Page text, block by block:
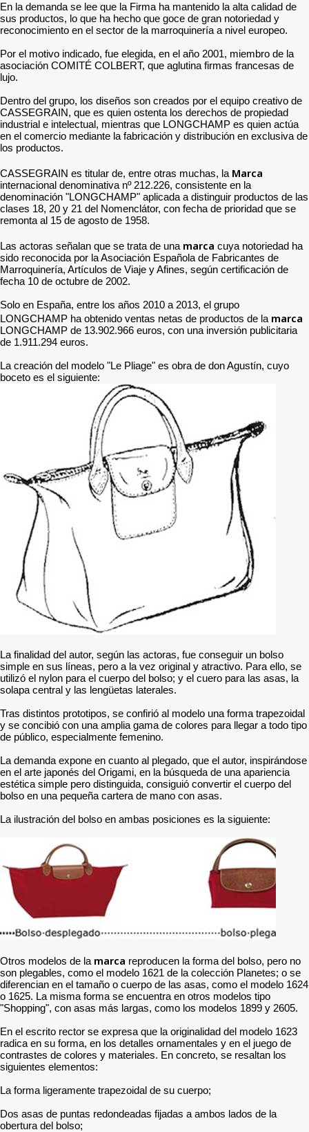
En la demanda se lee que la Firma ha mantenido la alta calidad de
sus productos, lo que ha hecho que goce de gran notoriedad y
reconocimiento en el sector de la marroquinería a nivel europeo.
Por el motivo indicado, fue elegida, en el año 2001, miembro de la
asociación COMITÉ COLBERT, que aglutina firmas francesas de
lujo.
Dentro del grupo, los diseños son creados por el equipo creativo de
CASSEGRAIN, que es quien ostenta los derechos de propiedad
industrial e intelectual, mientras que LONGCHAMP es quien actúa
en el comercio mediante la fabricación y distribución en exclusiva de
los productos.
CASSEGRAIN es titular de, entre otras muchas, la Marca
internacional denominativa nº 212.226, consistente en la
denominación "LONGCHAMP" aplicada a distinguir productos de las
clases 18, 20 y 21 del Nomenclátor, con fecha de prioridad que se
remonta al 15 de agosto de 1958.
Las actoras señalan que se trata de una marca cuya notoriedad ha
sido reconocida por la Asociación Española de Fabricantes de
Marroquinería, Artículos de Viaje y Afines, según certificación de
fecha 10 de octubre de 2002.
Solo en España, entre los años 2010 a 2013, el grupo
LONGCHAMP ha obtenido ventas netas de productos de la marca
LONGCHAMP de 13.902.966 euros, con una inversión publicitaria
de 1.911.294 euros.
La creación del modelo "Le Pliage" es obra de don Agustín, cuyo
boceto es el siguiente:
La finalidad del autor, según las actoras, fue conseguir un bolso
simple en sus líneas, pero a la vez original y atractivo. Para ello, se
utilizó el nylon para el cuerpo del bolso; y el cuero para las asas, la
solapa central y las lengüetas laterales.
Tras distintos prototipos, se confirió al modelo una forma trapezoidal
y se concibió con una amplia gama de colores para llegar a todo tipo
de público, especialmente femenino.
La demanda expone en cuanto al plegado, que el autor, inspirándose
en el arte japonés del Origami, en la búsqueda de una apariencia
estética simple pero distinguida, consiguió convertir el cuerpo del
bolso en una pequeña cartera de mano con asas.
La ilustración del bolso en ambas posiciones es la siguiente:
Otros modelos de la marca reproducen la forma del bolso, pero no
son plegables, como el modelo 1621 de la colección Planetes; o se
diferencian en el tamaño o cuerpo de las asas, como el modelo 1624
o 1625. La misma forma se encuentra en otros modelos tipo
"Shopping", con asas más largas, como los modelos 1899 y 2605.
En el escrito rector se expresa que la originalidad del modelo 1623
radica en su forma, en los detalles ornamentales y en el juego de
contrastes de colores y materiales. En concreto, se resaltan los
siguientes elementos:
La forma ligeramente trapezoidal de su cuerpo;
Dos asas de puntas redondeadas fijadas a ambos lados de la
obertura del bolso;